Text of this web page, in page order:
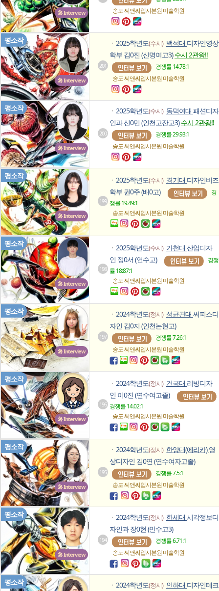
🎤 Interview
송도 씨앤씨입시본원미술학원
🎤 Interview
평소작
201
ㆍ 2025학년도(수시) 백석대 디자인영상
학부 김0진 (신명여고3)수시 2관왕!!
경쟁률 14.78:1
송도 씨앤씨입시본원미술학원
🎤 Interview
평소작
200
ㆍ 2025학년도(수시) 동덕여대 패션디자
인과 신0민 (인천고잔고3)수시 2관왕!!
경쟁률 29.93:1
송도 씨앤씨입시본원미술학원
🎤 Interview
평소작
199
ㆍ 2025학년도(수시) 경기대 디자인비즈
학부 권0주 (배0고)
경
쟁률 19.49:1
송도 씨앤씨입시본원미술학원
🎤 Interview
평소작
198
ㆍ 2025학년도(수시) 가천대 산업디자
인 정0서 (연수고)
경쟁
률 18:87:1
송도 씨앤씨입시본원미술학원
🎤 Interview
평소작
197
ㆍ 2024학년도(정시) 성균관대 써피스디
자인 김0지 (인천논현고)
경쟁률 7.26:1
송도 씨앤씨입시본원미술학원
🎤 Interview
평소작
196
ㆍ 2024학년도(정시) 건국대 리빙디자
인 이0진 (연수여고졸)
경쟁률 14.02:1
송도 씨앤씨입시본원미술학원
🎤 Interview
평소작
195
ㆍ 2024학년도(정시) 한양대(에리카)영
상디자인 김0연 (연수여자고졸)
경쟁률 7.5:1
송도 씨앤씨입시본원미술학원
🎤 Interview
평소작
194
ㆍ 2024학년도(정시) 한세대 시각정보디
자인과 장0현 (만수고3)
경쟁률 6.71:1
송도 씨앤씨입시본원미술학원
평소작 ㆍ 2024학년도(정시) 인하대 디자인테크